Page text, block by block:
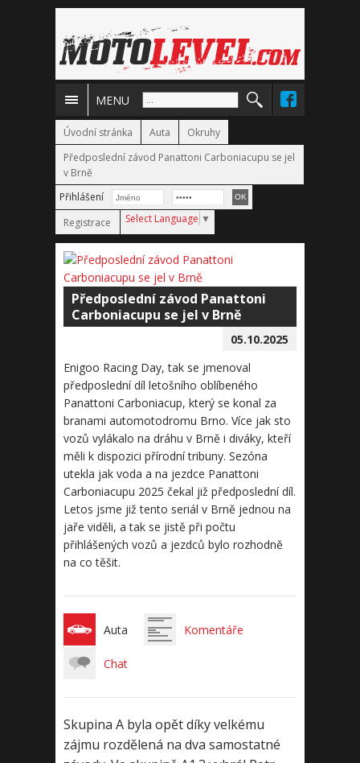
MENU
Úvodní stránka Auta
Okruhy
Předposlední závod Panattoni Carboniacupu se jel
v Brně
Přihlášení
Registrace
Select Language ▼
Předposlední závod Panattoni
Carboniacupu se jel v Brně
05.10.2025
Enigoo Racing Day, tak se jmenoval
předposlední díl letošního oblíbeného
Panattoni Carboniacup, který se konal za
branami automotodromu Brno. Více jak sto
vozů vylákalo na dráhu v Brně i diváky, kteří
měli k dispozici přírodní tribuny. Sezóna
utekla jak voda a na jezdce Panattoni
Carboniacupu 2025 čekal již předposlední díl.
Letos jsme již tento seriál v Brně jednou na
jaře viděli, a tak se jistě při počtu
přihlášených vozů a jezdců bylo rozhodně
na co těšit.
Auta Komentáře
Chat
Skupina A byla opět díky velkému
zájmu rozdělená na dva samostatné